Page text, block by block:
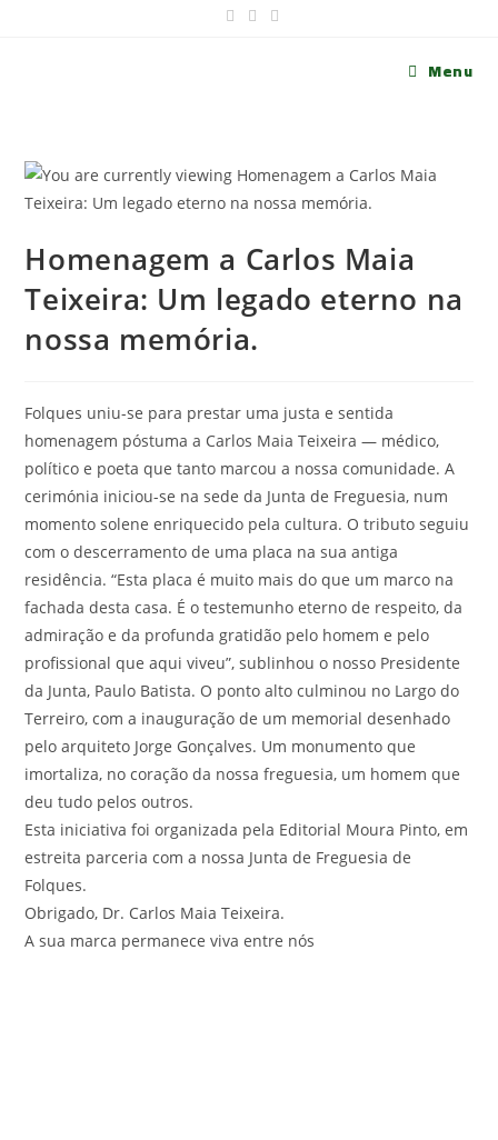
Menu
Homenagem a Carlos Maia
Teixeira: Um legado eterno na
nossa memória.
Folques uniu-se para prestar uma justa e sentida
homenagem póstuma a Carlos Maia Teixeira — médico,
político e poeta que tanto marcou a nossa comunidade. A
cerimónia iniciou-se na sede da Junta de Freguesia, num
momento solene enriquecido pela cultura. O tributo seguiu
com o descerramento de uma placa na sua antiga
residência. “Esta placa é muito mais do que um marco na
fachada desta casa. É o testemunho eterno de respeito, da
admiração e da profunda gratidão pelo homem e pelo
profissional que aqui viveu”, sublinhou o nosso Presidente
da Junta, Paulo Batista. O ponto alto culminou no Largo do
Terreiro, com a inauguração de um memorial desenhado
pelo arquiteto Jorge Gonçalves. Um monumento que
imortaliza, no coração da nossa freguesia, um homem que
deu tudo pelos outros.
Esta iniciativa foi organizada pela Editorial Moura Pinto, em
estreita parceria com a nossa Junta de Freguesia de
Folques.
Obrigado, Dr. Carlos Maia Teixeira.
A sua marca permanece viva entre nós